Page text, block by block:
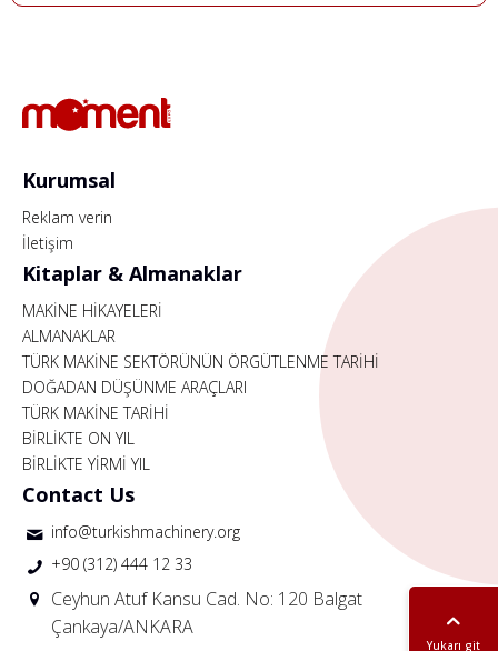
Yukarı git
Kurumsal
Reklam verin
İletişim
Kitaplar & Almanaklar
MAKİNE HİKAYELERİ
ALMANAKLAR
TÜRK MAKİNE SEKTÖRÜNÜN ÖRGÜTLENME TARİHİ
DOĞADAN DÜŞÜNME ARAÇLARI
TÜRK MAKİNE TARİHİ
BİRLİKTE ON YIL
BİRLİKTE YİRMİ YIL
Contact Us
info@turkishmachinery.org
+90 (312) 444 12 33
Ceyhun Atuf Kansu Cad. No: 120 Balgat
Çankaya/ANKARA